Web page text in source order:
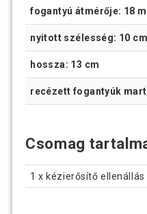
fogantyú átmérője: 18
nyitott szélesség: 10 cm
hossza: 13 cm
recézett fogantyúk
Csomag
1 x kézierősítő ellenállás